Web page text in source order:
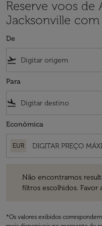
Reserve voos de
Jacksonville
De
flight_takeoff
Para
flight_land
Econômica
EUR
Não encontramos
filtros escolhidos. Favor
*Os valores exibidos